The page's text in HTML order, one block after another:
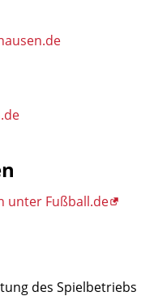
unter Fußball.de
des Spielbetriebs